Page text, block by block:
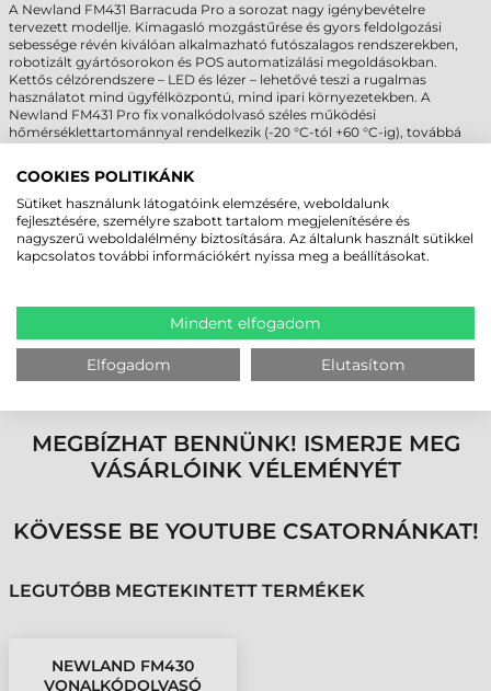
A Newland FM431 Barracuda Pro a sorozat nagy igénybevételre
tervezett modellje. Kimagasló mozgástűrése és gyors feldolgozási
sebessége révén kiválóan alkalmazható futószalagos rendszerekben,
robotizált gyártósorokon és POS automatizálási megoldásokban.
Kettős célzórendszere – LED és lézer – lehetővé teszi a rugalmas
használatot mind ügyfélközpontú, mind ipari környezetekben. A
Newland FM431 Pro fix vonalkódolvasó széles működési
hőmérséklettartománnyal rendelkezik (-20 °C-tól +60 °C-ig), továbbá
hatékony vonalkód-beolvasást.
SOKOLDALÚ FELHASZNÁLÁSI
LEHETŐSÉGEK
kapuk, ipari automatizálási folyamatok és vendéglátóipari alkalmazások
számára. Kompakt kialakításuk, robusztus felépítésük és rugalmas
beépíthetőségük révén ezek a fix telepítésű vonalkódolvasók
hatékonyan támogatják a modern, automatizált munkakörnyezeteket,
miközben gyors és pontos vonalkód-feldolgozást biztosítanak.
MEGBÍZHAT BENNÜNK! ISMERJE MEG
VÁSÁRLÓINK VÉLEMÉNYÉT
KÖVESSE BE YOUTUBE CSATORNÁNKAT!
LEGUTÓBB MEGTEKINTETT TERMÉKEK
NEWLAND FM430
VONALKÓDOLVASÓ
COOKIES POLITIKÁNK
Sütiket használunk látogatóink elemzésére, weboldalunk
fejlesztésére, személyre szabott tartalom megjelenítésére és
nagyszerű weboldalélmény biztosítására. Az általunk használt sütikkel
kapcsolatos további információkért nyissa meg a beállításokat.
Mindent elfogadom
Elfogadom Elutasítom